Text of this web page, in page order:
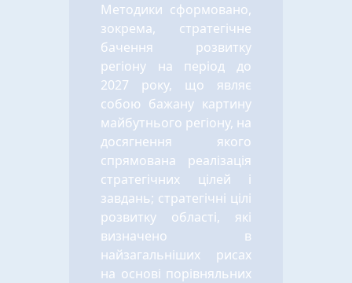
Методики сформовано,
зокрема, стратегічне
бачення розвитку
регіону на період до
2027 року, що являє
собою бажану картину
майбутнього регіону, на
досягнення якого
спрямована реалізація
стратегічних цілей і
завдань; стратегічні цілі
розвитку області, які
визначено в
найзагальніших рисах
на основі порівняльних